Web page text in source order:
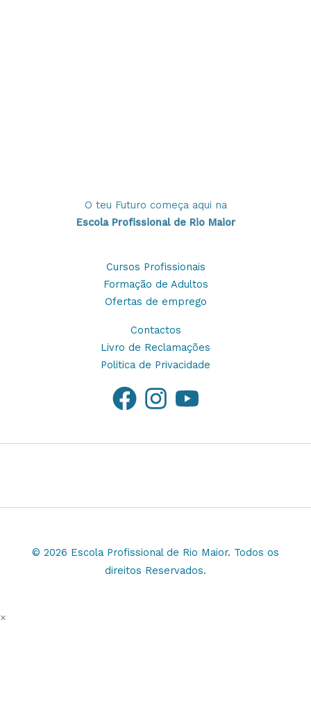
O teu Futuro começa aqui na
Escola Profissional de Rio Maior
Cursos Profissionais
Formação de Adultos
Ofertas de emprego
Contactos
Livro de Reclamações
Politica de Privacidade
© 2026 Escola Profissional de Rio Maior. Todos os
direitos Reservados.
×